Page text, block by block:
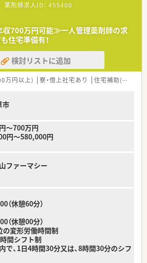
す＞
河浦地区唯一の薬局です。
務員2名体制の薬局です。
1日約60枚の処方箋を応需しております。外来
対応しております。
員教育の場としての役割もあります。
、スキルアップできる環境>
心して就業いただけるような受け入れ態勢が
、オンラインでの研修体制も整っています。
で、若くキャリアアップをしたい方にもオススメ
薬剤師求人ID： 455400
収700万円可能≫一人管理薬剤師の求
住宅準備有！
検討リストに追加
万円以上) 寮・借上社宅あり 住宅補助(手当)あり
市
～700万円
円～580,000円
ファーマシー
（休憩60分）
（休憩00分）
変形労働時間制
間シフト制
で、1日4時間30分又は、8時間30分のシフ